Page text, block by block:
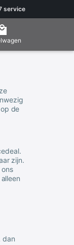
service
de
.
zijn.
dan